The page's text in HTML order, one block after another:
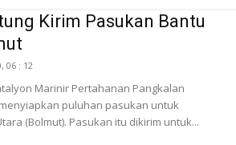
Kirim Pasukan Bantu
06 : 12
Marinir Pertahanan Pangkalan
puluhan pasukan untuk
(Bolmut). Pasukan itu dikirim untuk...